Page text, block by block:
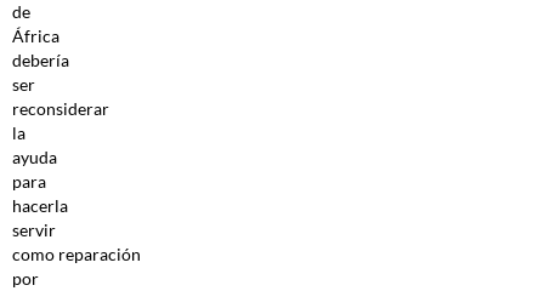
de
África
debería
ser
reconsiderar
la
ayuda
para
hacerla
servir
como reparación
por